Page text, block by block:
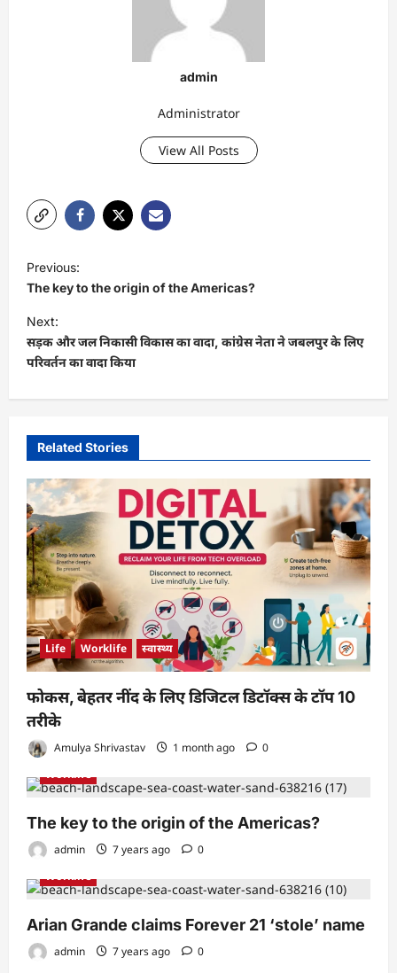
admin
Administrator
View All Posts
o
s
t
n
a
g
a
t
i
o
n
Previous:
The key to the origin of the Americas?
Next:
सड़क और जल निकासी विकास का वादा, कांग्रेस नेता ने जबलपुर के लिए
परिवर्तन का वादा किया
Related Stories
Life Worklife स्वास्थ्य
फोकस, बेहतर नींद के लिए डिजिटल डिटॉक्स के टॉप 10
तरीके
Amulya Shrivastav 1 month ago
0
Worklife
The key to the origin of the Americas?
admin 7 years ago
0
Worklife
Arian Grande claims Forever 21 ‘stole’ name
admin 7 years ago 0